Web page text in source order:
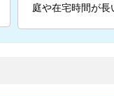
庭や在宅時間が長